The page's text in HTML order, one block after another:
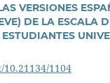
VERSIONES
DE LA ESCALA
1104